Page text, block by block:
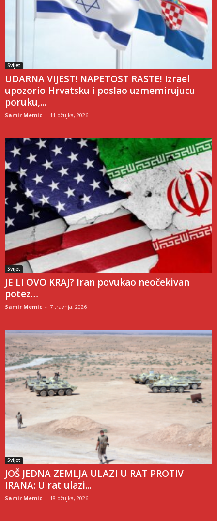
Svijet
UDARNA VIJEST! NAPETOST RASTE! Izrael
upozorio Hrvatsku i poslao uzmemirujucu
poruku,...
Samir Memic - 11 ožujka, 2026
Svijet
JE LI OVO KRAJ? Iran povukao neočekivan
potez…
Samir Memic - 7 travnja, 2026
Svijet
JOŠ JEDNA ZEMLJA ULAZI U RAT PROTIV
IRANA: U rat ulazi...
Samir Memic - 18 ožujka, 2026